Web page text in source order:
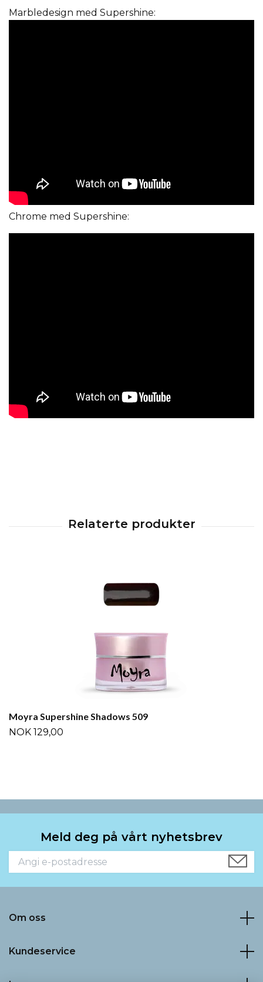
Marbledesign med Supershine:
Chrome med Supershine:
Moyra Supershine Shadows 509
NOK 129,00
Meld deg på vårt nyhetsbrev
Om oss
Kundeservice